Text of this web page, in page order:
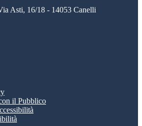
Asti, 16/18 - 14053 Canelli
il Pubblico